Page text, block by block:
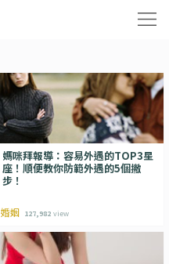
媽咪拜報導：容易外遇的TOP3星
座！順便教你防範外遇的5個撇
步！
婚姻 127,982 view